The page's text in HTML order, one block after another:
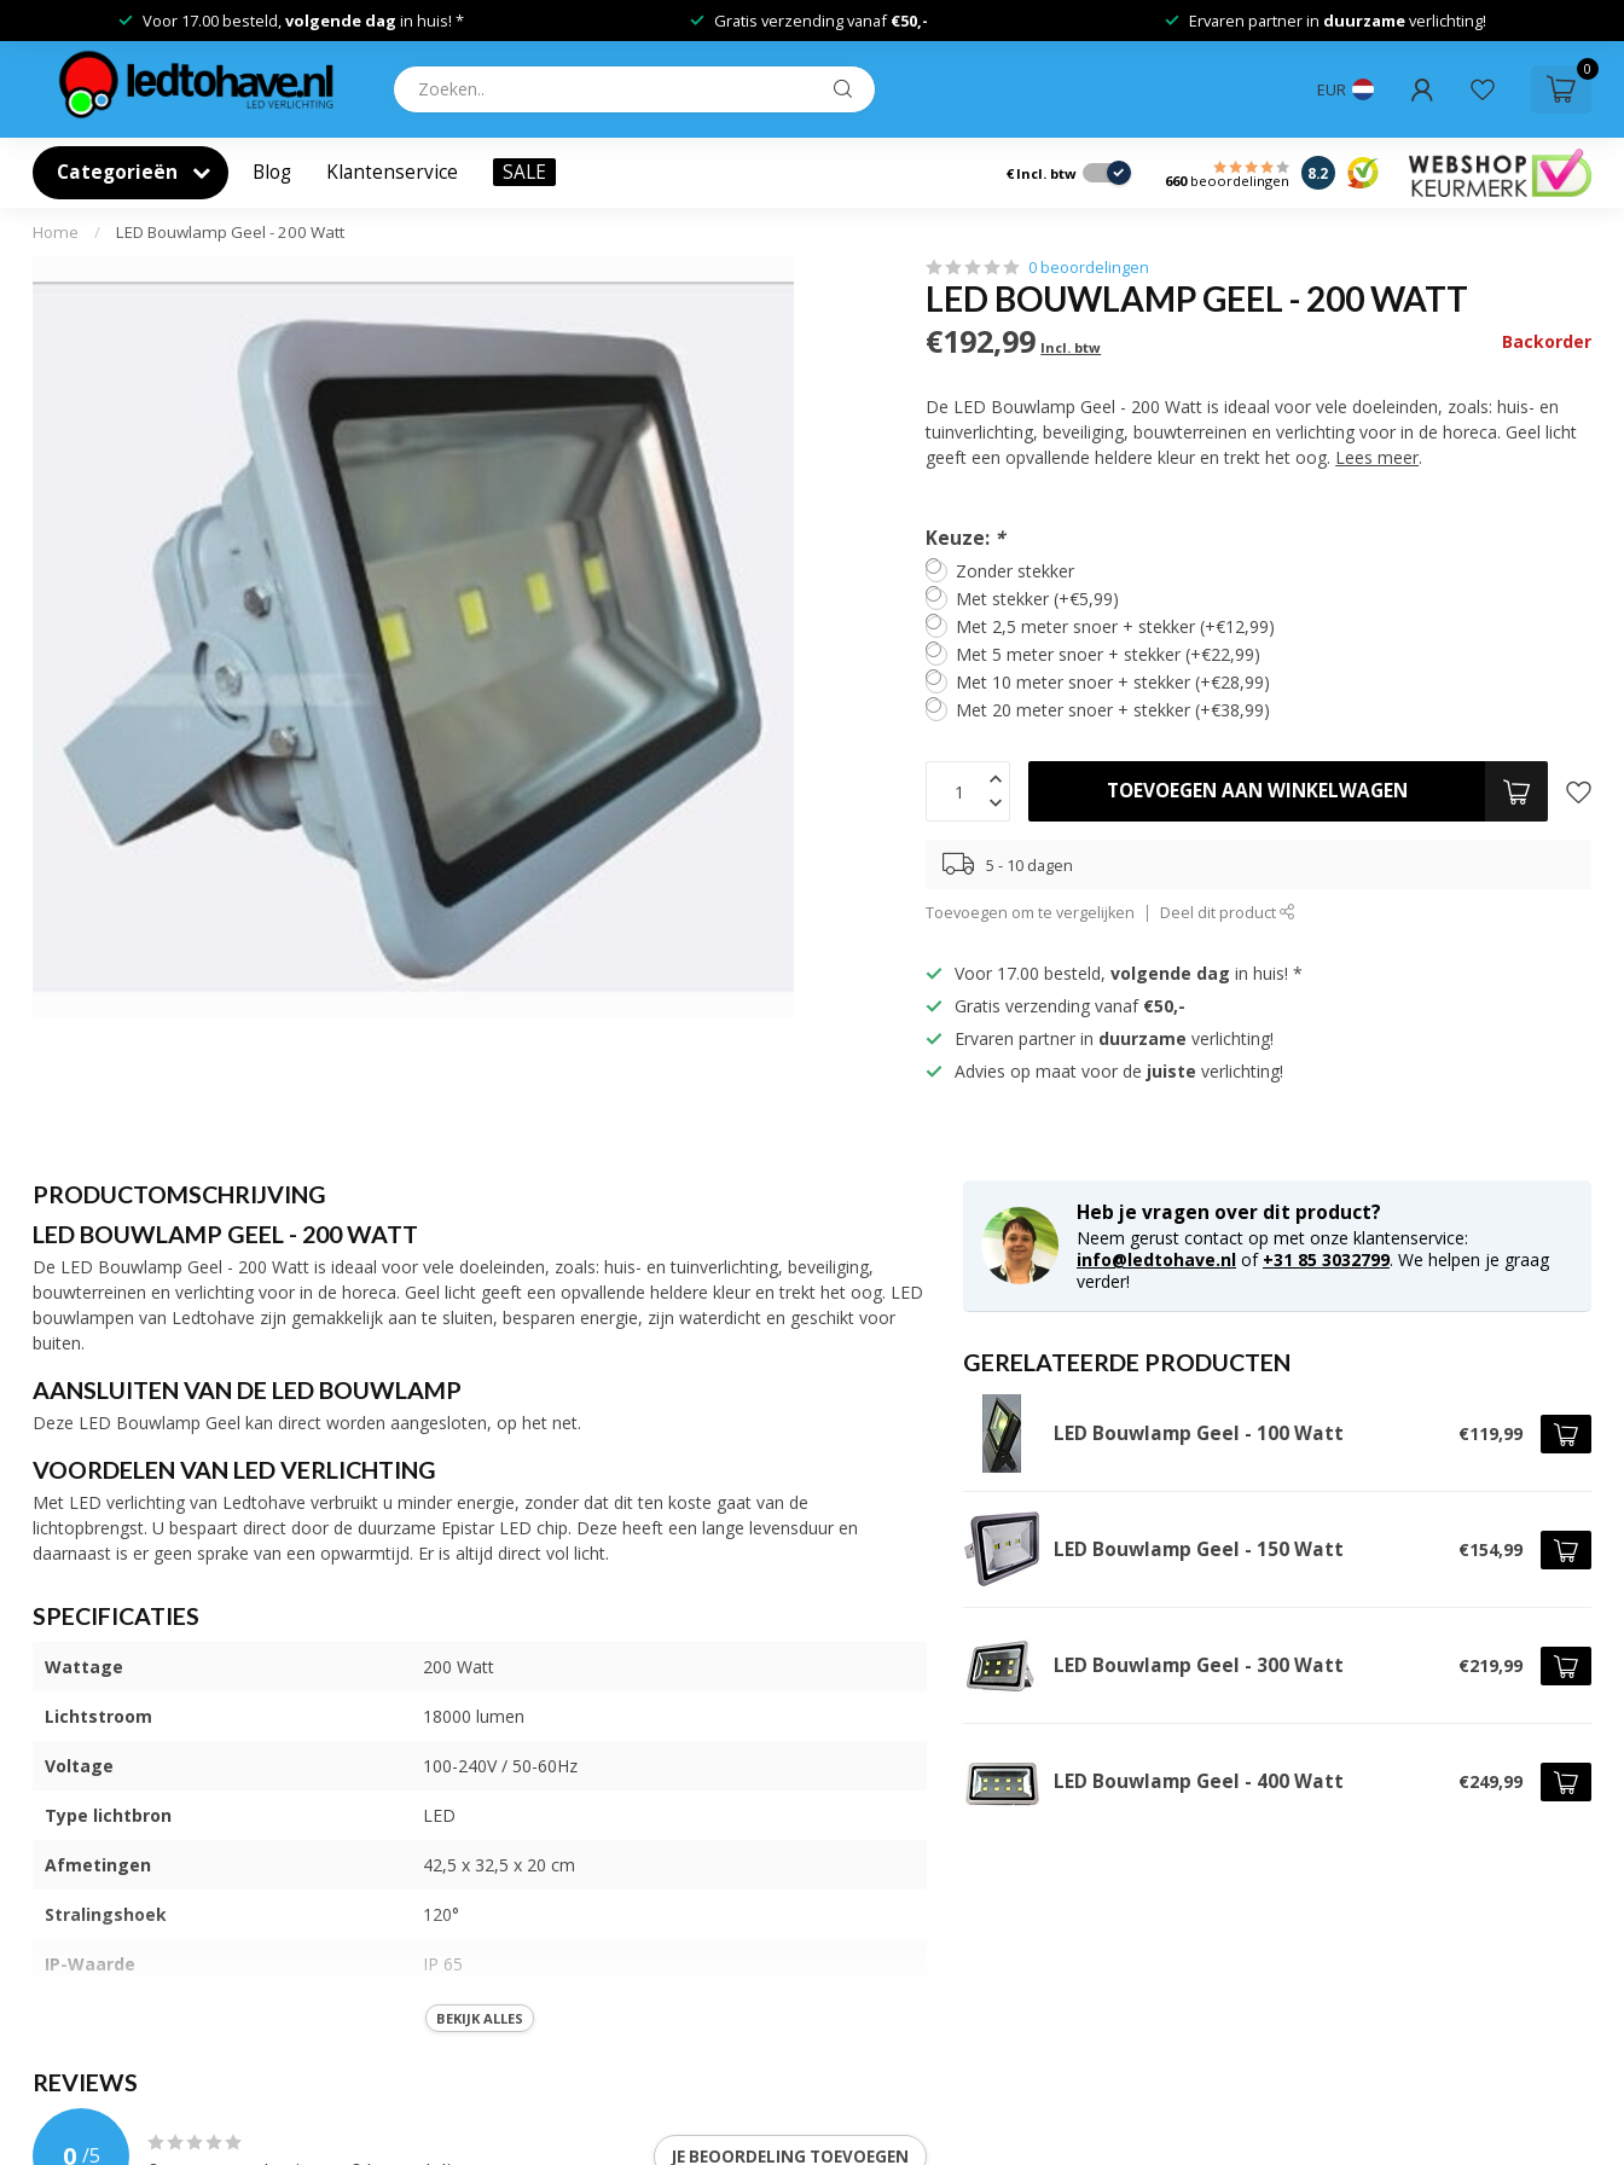
Voor 17.00 besteld,volgende dag in huis! * Gratis verzending vanaf€50,- Ervaren partner in duurzameverlichting!
EUR
0
Categorieën Blog Klantenservice SALE € Incl. btw 660beoordelingen 8.2
Home / LED Bouwlamp Geel - 200 Watt
0 beoordelingen
LED BOUWLAMP GEEL - 200 WATT
€192,99 Incl. btw Backorder
De LED Bouwlamp Geel - 200 Watt is ideaal voor vele doeleinden, zoals: huis- en
tuinverlichting, beveiliging, bouwterreinen en verlichting voor in de horeca. Geel licht
geeft een opvallende heldere kleur en trekt het oog. Lees meer.
Keuze: *
Zonder stekker
Met stekker (+€5,99)
Met 2,5 meter snoer + stekker (+€12,99)
Met 5 meter snoer + stekker (+€22,99)
Met 10 meter snoer + stekker (+€28,99)
Met 20 meter snoer + stekker (+€38,99)
TOEVOEGEN AAN WINKELWAGEN
5 - 10 dagen
Toevoegen om te vergelijken Deel dit product
Voor 17.00 besteld,volgende dag in huis! *
Gratis verzending vanaf €50,-
Ervaren partner in duurzame verlichting!
Advies op maat voor de juiste verlichting!
PRODUCTOMSCHRIJVING
LED BOUWLAMP GEEL - 200 WATT
De LED Bouwlamp Geel - 200 Watt is ideaal voor vele doeleinden, zoals: huis- en tuinverlichting, beveiliging,
bouwterreinen en verlichting voor in de horeca. Geel licht geeft een opvallende heldere kleur en trekt het oog. LED
bouwlampen van Ledtohave zijn gemakkelijk aan te sluiten, besparen energie, zijn waterdicht en geschikt voor
buiten.
AANSLUITEN VAN DE LED BOUWLAMP
Deze LED Bouwlamp Geel kan direct worden aangesloten, op het net.
VOORDELEN VAN LED VERLICHTING
Met LED verlichting van Ledtohave verbruikt u minder energie, zonder dat dit ten koste gaat van de
lichtopbrengst. U bespaart direct door de duurzame Epistar LED chip. Deze heeft een lange levensduur en
daarnaast is er geen sprake van een opwarmtijd. Er is altijd direct vol licht.
SPECIFICATIES
Wattage 200 Watt
Lichtstroom 18000 lumen
Voltage 100-240V / 50-60Hz
Type lichtbron LED
Afmetingen 42,5 x 32,5 x 20 cm
Stralingshoek 120°
IP-Waarde IP 65
Geel (590nm)
Bewegingssensor
BEKIJK ALLES
REVIEWS
0 /5 JE BEOORDELING TOEVOEGEN
Heb je vragen over dit product?
Neem gerust contact op met onze klantenservice:
info@ledtohave.nl of +31 85 3032799. We helpen je graag
verder!
GERELATEERDE PRODUCTEN
LED Bouwlamp Geel - 100 Watt €119,99
LED Bouwlamp Geel - 150 Watt €154,99
LED Bouwlamp Geel - 300 Watt €219,99
LED Bouwlamp Geel - 400 Watt €249,99